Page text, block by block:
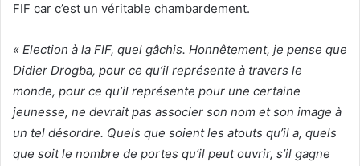
FIF car c’est un véritable chambardement.
« Election à la FIF, quel gâchis. Honnêtement, je pense que
Didier Drogba, pour ce qu’il représente à travers le
monde, pour ce qu’il représente pour une certaine
jeunesse, ne devrait pas associer son nom et son image à
un tel désordre. Quels que soient les atouts qu’il a, quels
que soit le nombre de portes qu’il peut ouvrir, s’il gagne